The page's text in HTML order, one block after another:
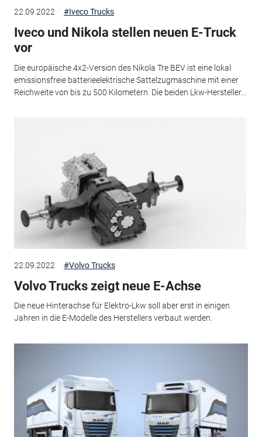
22.09.2022 #Iveco Trucks
Iveco und Nikola stellen neuen E-Truck
vor
Die europäische 4x2-Version des Nikola Tre BEV ist eine lokal
emissionsfreie batterieelektrische Sattelzugmaschine mit einer
Reichweite von bis zu 500 Kilometern. Die beiden Lkw-Hersteller...
22.09.2022 #Volvo Trucks
Volvo Trucks zeigt neue E-Achse
Die neue Hinterachse für Elektro-Lkw soll aber erst in einigen
Jahren in die E-Modelle des Herstellers verbaut werden.